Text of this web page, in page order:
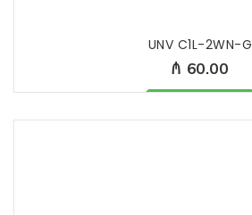
UNV C1L-2WN-G
₼ 60.00
Məhsul mövcüddur